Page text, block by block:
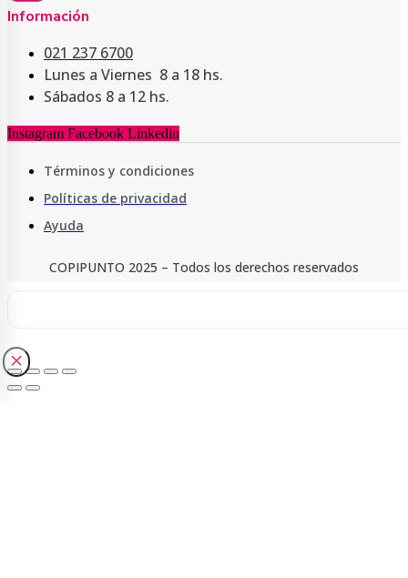
Información
021 237 6700
Lunes a Viernes 8 a 18 hs.
Sábados 8 a 12 hs.
Instagram Facebook Linkedin
Términos y condiciones
Políticas de privacidad
Ayuda
COPIPUNTO 2025 – Todos los derechos reservados